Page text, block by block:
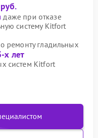
даже при отказе
систему Kitfort
ремонту гладильных
х лет
систем Kitfort